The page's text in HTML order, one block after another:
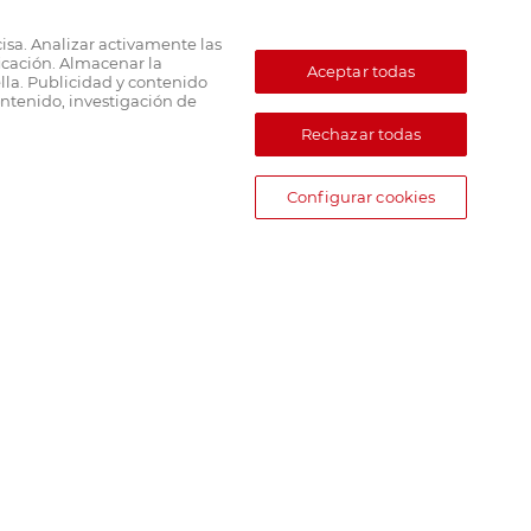
Analizar activamente las
Almacenar la
Publicidad y contenido
investigación de
Aceptar todas
Rechazar todas
Configurar cookies